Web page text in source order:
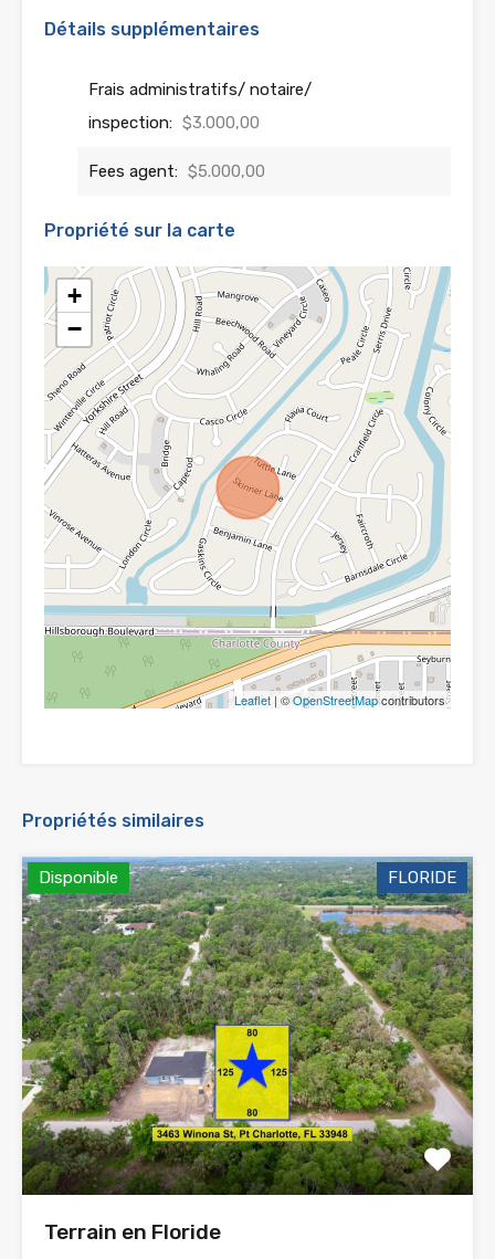
Détails supplémentaires
Frais administratifs/ notaire/
inspection: $3.000,00
Fees agent: $5.000,00
Propriété sur la carte
+
−
Leaflet| ©OpenStreetMapcontributors
Propriétés similaires
Disponible FLORIDE
Terrain en Floride